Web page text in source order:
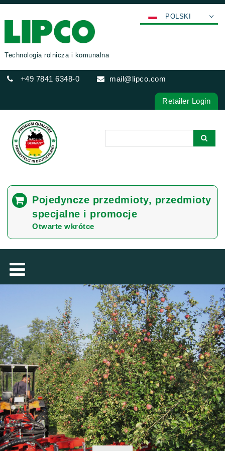
Technologia rolnicza i komunalna
+49 7841 6348-0 mail@lipco.com
POLSKI
ITALIANO
عربي
PORTUGUÊS
РУССКИЙ
SUOMALAINEN
SLOVENSKÁ
DANSK
ΕΛΛΗΝΙΚΉ
БЪЛГАРСКИ
SVENSKA
SLOVENSKI
EESTI
LIETUVIŲ
LATVIEŠU
Retailer Login
Pojedyncze przedmioty, przedmioty
specjalne i promocje
Otwarte wkrótce